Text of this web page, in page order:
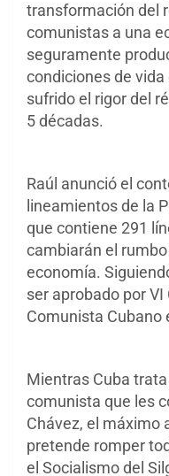
transformación del
comunistas a una
seguramente
condiciones de
sufrido el rigor del
5 décadas.
Raúl anunció el
lineamientos de la
que contiene 291
cambiarán el
economía.
ser aprobado por
Comunista Cubano
Mientras Cuba
comunista que les
Chávez, el máximo
pretende romper
el Socialismo del